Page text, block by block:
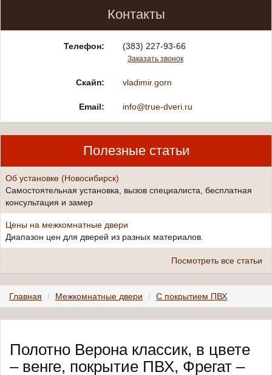
Контакты
Телефон: (383) 227-93-66
Заказать звонок
Скайп: vladimir.gorn
Email: info@true-dveri.ru
Полезные статьи
Об установке (Новосибирск)
Самостоятельная установка, вызов специалиста, бесплатная
консультация и замер
Цены на межкомнатные двери
Диапазон цен для дверей из разных материалов.
Посмотреть все статьи
Главная Межкомнатные двери С покрытием ПВХ
Полотно Верона классик, в цвете
– венге, покрытие ПВХ, Фрегат –